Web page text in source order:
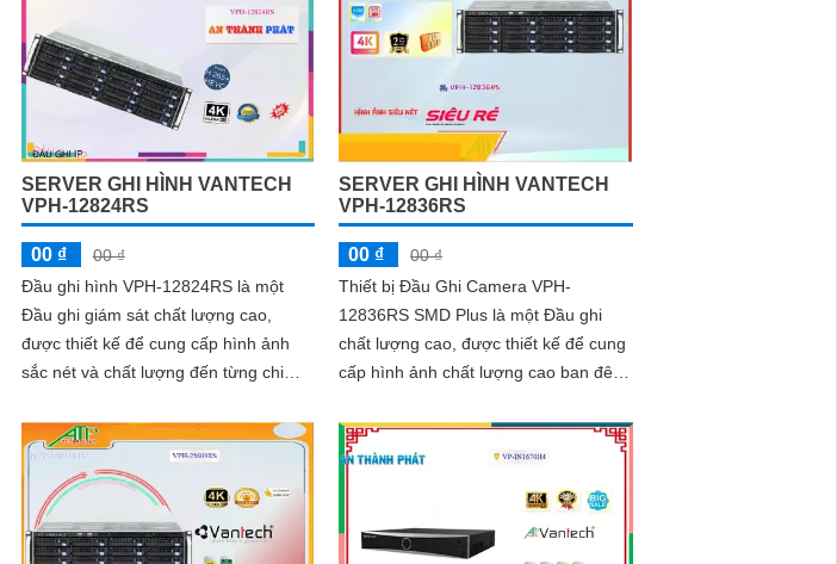
SERVER GHI HÌNH VANTECH
VPH-12824RS
00 ₫
00 ₫
Đầu ghi hình VPH-12824RS là một
Đầu ghi giám sát chất lượng cao,
được thiết kế để cung cấp hình ảnh
sắc nét và chất lượng đến từng chi
ghi này...
SERVER GHI HÌNH VANTECH
VPH-12836RS
00 ₫
00 ₫
Thiết bị Đầu Ghi Camera VPH-
12836RS SMD Plus là một Đầu ghi
chất lượng cao, được thiết kế để cung
cấp hình ảnh chất lượng cao ban đêm.
hãng IP, đầu ghi này mang lại hình
ảnh sáng đẹp và rõ nét